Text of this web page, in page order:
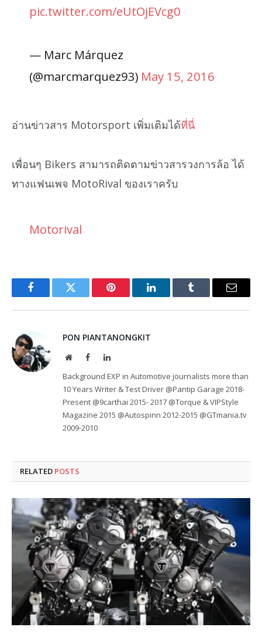
pic.twitter.com/eUtOjEVcg0
— Marc Márquez
(@marcmarquez93) May 15, 2016
อ่านข่าวสาร Motorsport เพิ่มเติมได้ที่นี่
เพื่อนๆ Bikers สามารถติดตามข่าวสารวงการล้อ ได้
ทางแฟนเพจ MotoRival ของเราครับ
Motorival
FacebookTwitter Pinterest LinkedInTumblr Email
PON PIANTANONGKIT
WebsiteFacebookLinkedIn
Background EXP in Automotive journalists more than
10 Years Writer & Test Driver @Pantip Garage 2018-
Present @9carthai 2015- 2017 @Torque & VIPStyle
Magazine 2015 @Autospinn 2012-2015 @GTmania.tv
2009-2010
RELATED POSTS